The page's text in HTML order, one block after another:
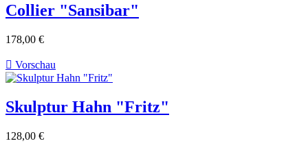
Collier "Sansibar"
178,00 €
 Vorschau
Skulptur Hahn "Fritz"
128,00 €